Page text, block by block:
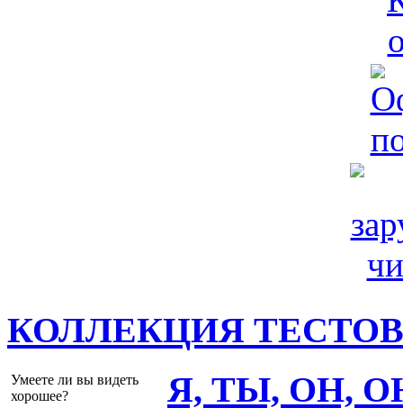
КОЛЛЕКЦИЯ ТЕСТОВ
Умеете ли вы видеть
хорошее?
Я, ТЫ, ОН,